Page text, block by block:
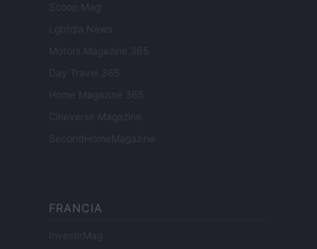
Scoop Mag
Lgbtqia News
Motors Magazine 365
Day Travel 365
Home Magazine 365
Cineverse Magazine
SecondHomeMagazine
FRANCIA
InvestirMag